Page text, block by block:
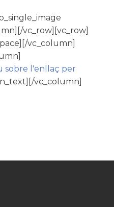
vc_row][vc_row]
vc_column]
sobre l'enllaç per
vc_column]